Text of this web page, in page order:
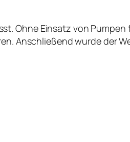
Ohne Einsatz von
Anschließend wurde der